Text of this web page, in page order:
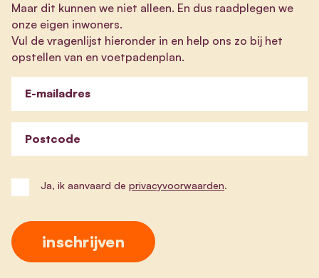
Maar dit kunnen we niet alleen. En dus raadplegen we
onze eigen inwoners.
Vul de vragenlijst hieronder in en help ons zo bij het
opstellen van en voetpadenplan.
E-mailadres
Postcode
Ja, ik aanvaard de privacyvoorwaarden.